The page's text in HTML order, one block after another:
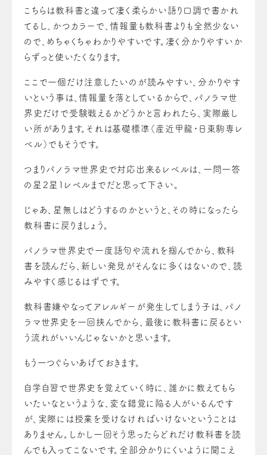
こちらは教科書と違って凄く柔らかい語り口調で書かれ
てるし、かつカラーで、情報量も教科書よりも全然少ない
ので、めちゃくちゃわかりやすいです。凄く分かりやすいか
らずっと使いたくなります。
ここで一個だけ注意したいのが読みやすい、分かりやす
いという事は、情報量を落としているからで、パノラマ世
界史だけで受験戦えるかどうかと言われたら、実際厳し
い所があります。それは基礎標準（産近甲龍・日東駒専レ
ベル）でもそうです。
つまりパノラマ世界史で対応出来るレベルは、一問一答
の星２星１レベルまでだと思って下さい。
じゃあ、星無しはどうするのかというと、その時になったら
教科書に戻りましょう。
パノラマ世界史で一度語句や流れを掴んでから、教科
書を読んだら、新しい発見がそんなに多くはないので、読
みやすく感じるはずです。
教科書嫌やなってアレルギーが発生してしまう子は、パノ
ラマ世界史を一回挟んでから、最後に教科書に戻るとい
う流れがいいんじゃないかと思います。
もう一つぐらいあげておきます。
自学自習で世界史を覚えていく時に、誰かに教えてもら
いたいなというような、変な錯覚に陥る人がいるんです
が、実際には授業を受けなければいけないということは
ありません。しかし一回そう思ったらどれだけ教科書を読
んでも入ってこないです。全部分かりにくいように聞こえ